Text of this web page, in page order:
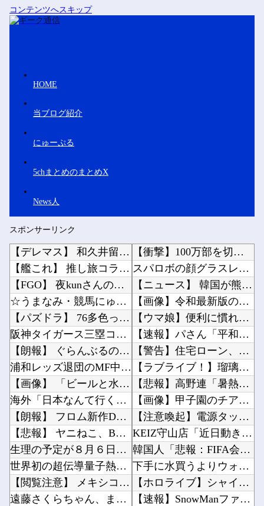
コンテンツへスキップ
HOME
当ブログ紹介
にゅーぷる
5chまとめのまとめX
News人
スポンサーリンク
【デレマス】 和久井留美「夢を作って、いつか遊んで」
【艦これ】 推し旅コラボ楽しみでちね！
【FGO】 夜kunさんのモルガンイラスト！！ 蝶の羽好きです！
☆うまなみ・競馬にゅーす速報 終了のお知らせ
【パズドラ】 76多色ってなんかコツとかあるんかね 完全に並べきるには15秒では足りないわ
阪神タイガース三塁コーチ田中秀太、辞任要請
【朗報】 ぐらんぶるのヒロイン、遂にデレるｗｗｗｗ
浦和レッズ退団のMF中島翔哉がポルトガル2部ポルティモネンセ加入決定 4年ぶりの古巣復帰に
【画像】 「ビールと水を交互に飲まないと倒れるグラス」発売
海外「日本なんて行くんじゃなかった…」 日本を知ってしまったディズニー信者、帰国後『本家』...
【朗報】 フロム新作Duskbloods、ネットワークテストキタ━━━━(゜∀゜)━━━━...
【悲報】 ヤニねこ、BPOで問題視されるｗｗｗｗｗｗｗｗｗｗｗｗｗ
生理の予定が８月６日なんだけど７月２９日にドバッと鮮血でたから生理かな？って思ったのよね
世界初の超伝導量子熱機関…燃料もピストンもない量子エンジンが回った！
【閲覧注意】 メキシコの街中で生配信した結果…麻薬カルテルがやって来て、たった3秒で…（動...
遠藤さくらちゃん、まさかの写真無しだったｗ【乃木坂46】
【衝撃】100万部を切ったジャンプが最強部数653万部を記録した時の週刊少年ジャンプの面子...
スパロボの顔グラスレ 誰？ってなるのもたまにあるよな他
【ニュース】 韓国が熊本被災地に水を支援 ⇒ トイレの水にｗｗｗｗｗｗｗ他
【画像】令和最新版の宇垣美里さん←こう言うのでいいんだよが目一杯詰まってると話題にw w ...
【ウマ娘】便利に慣れ過ぎると後が怖い…TP半額キャンペーンが待ち遠しいわね他
【速報】パさん「平和を願う式典なのに防弾ガラスと防弾バッグSP」安倍元首相の悲劇や石破前首...
【警告】住宅ローン、ガチでヤバくなるぞ・・・・・他
【ラブライブ！】瑠璃乃とみおんのメスガキ対決【蓮ノ空】他
【悲報】高野連「暑熱対策で第2試合は13:30プレイボールや！」他
【画像】甲子園のチアさん、優勝レベルが発見されてしまうｗｗｗｗｗｗｗ他
【注意喚起】電源タップの寿命の目安は3〜5年です他
KEIZ守山店「近日動きます！8月7日に重大告知！」→「8月7日は店休日とさせて頂きます」...
韓国人「悲報：FIFA会長にさえ2002年W杯で韓国が審判を買収していたと思われていた模様...
下手に水買うよりウォーターサーバー置いた方がよくね？他
【ホロライブ】シャインマスカットとかいう物体贈答品として優秀すぎるよな他
【速報】SnowManファンのおばさんたちの集まり「Snow Woman」、ライブ開催決定...